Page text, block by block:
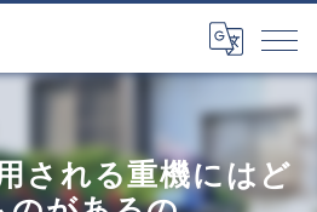
される重機にはど